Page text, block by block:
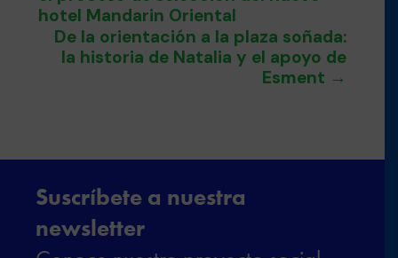
hotel Mandarin Oriental
De la orientación a la plaza soñada:
la historia de Natalia y el apoyo de
Esment →